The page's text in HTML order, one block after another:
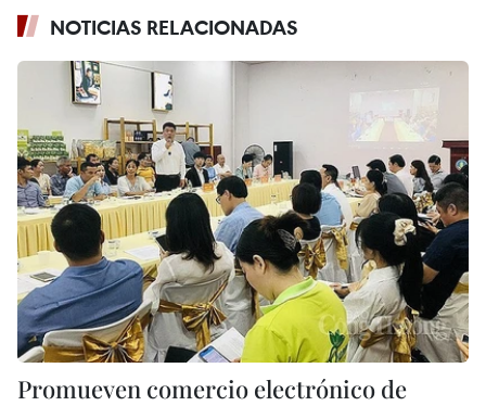
NOTICIAS RELACIONADAS
Promueven comercio electrónico de